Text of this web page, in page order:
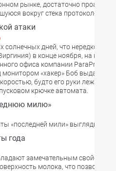
рынке, достаточно
вокруг стека протоколов
атаки
солнечных дней, что нередко
в конце ноября, на
офиса компании ParaProtect
«хакер» Боб выдавал
будто его руки лежали
крючке автомата.
милю»
«последней мили» выглядит
года
замечательным свойством
молока, что позволяет